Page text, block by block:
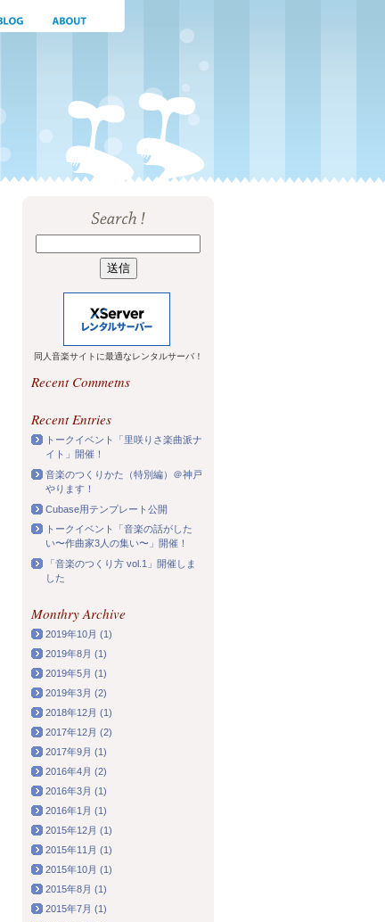
同人音楽サイトに最適なレンタルサーバ！
Recent Commetns
Recent Entries
トークイベント「里咲りさ楽曲派ナ
イト」開催！
音楽のつくりかた（特別編）＠神戸
やります！
Cubase用テンプレート公開
トークイベント「音楽の話がした
い〜作曲家3人の集い〜」開催！
「音楽のつくり方 vol.1」開催しま
した
Monthry Archive
2019年10月 (1)
2019年8月 (1)
2019年5月 (1)
2019年3月 (2)
2018年12月 (1)
2017年12月 (2)
2017年9月 (1)
2016年4月 (2)
2016年3月 (1)
2016年1月 (1)
2015年12月 (1)
2015年11月 (1)
2015年10月 (1)
2015年8月 (1)
2015年7月 (1)